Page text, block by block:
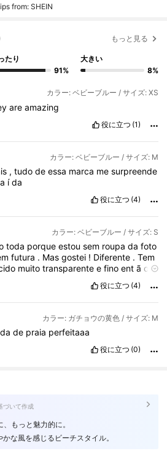
from: SHEIN
もっと見る
たり
91%
大きい
8%
カラー: ベビーブルー / サイズ: XS
areamazing
役に立つ (1)
カラー: ベビーブルー / サイズ: M
, tudo de essa marca me surpreende
ída
役に立つ (4)
カラー: ベビーブルー / サイズ: S
toda porque estou sem roupa da foto
futura . Masgostei ! Diferente .Tem
muitotransparenteefinoentão
役に立つ (4)
カラー: ガチョウの黄色 / サイズ: M
da de praia perfeitaaa
役に立つ (0)
づいて作成
もっと魅力的に。
かな風を感じるビーチスタイル。